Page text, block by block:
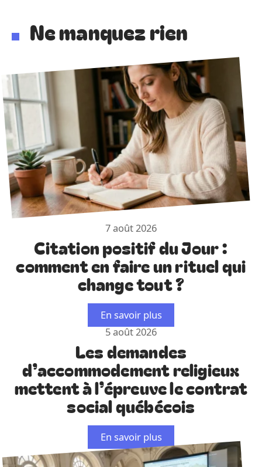
Ne manquez rien
7 août 2026
Citation positif du Jour :
comment en faire un rituel qui
change tout ?
En savoir plus
5 août 2026
Les demandes
d’accommodement religieux
mettent à l’épreuve le contrat
social québécois
En savoir plus